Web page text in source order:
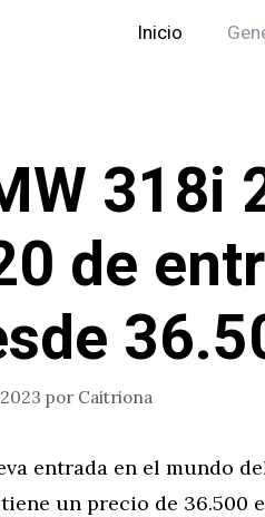
Inicio
318i
de
por Caitriona
entrada en el mundo
tiene un precio de 36.500